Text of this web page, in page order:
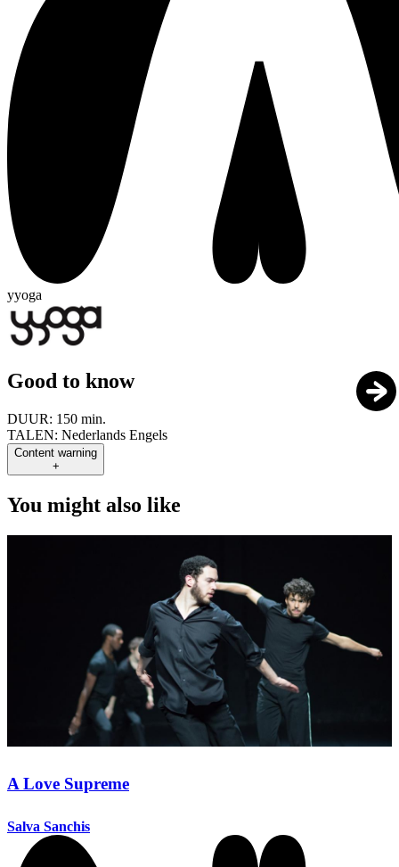
yyoga
Good to know
DUUR: 150 min.
TALEN: Nederlands Engels
Content warning
+
You might also like
A Love Supreme
Salva Sanchis